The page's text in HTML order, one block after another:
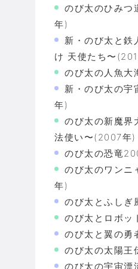
のび太のひみつ
年)
新・のび太と鉄
け 天使たち〜
のび太の人魚大
新・のび太の
年)
のび太の新魔界
法使い〜(2007年)
のび太の恐竜
のび太のワン
年)
のび太とふし
のび太とロボ
のび太と翼の勇
のび太の太陽
のび太の宇宙漂